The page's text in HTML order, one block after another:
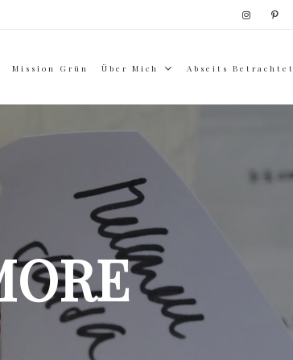
Mission Grün Über Mich Abseits Betrachtet